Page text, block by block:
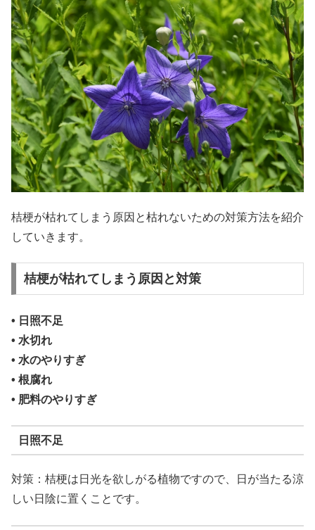
桔梗が枯れてしまう原因と枯れないための対策方法を紹介
していきます。
桔梗が枯れてしまう原因と対策
• 日照不足
• 水切れ
• 水のやりすぎ
• 根腐れ
• 肥料のやりすぎ
日照不足
対策：桔梗は日光を欲しがる植物ですので、日が当たる涼
しい日陰に置くことです。